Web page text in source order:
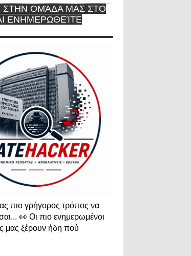
ΣΤΗΝ ΟΜΆΔΑ ΜΑΣ ΣΤΟ
ΕΝΗΜΕΡΩΘΕΊΤΕ
πιο γρήγορος τρόπος να
👀 Οι πιο ενημερωμένοι
μας ξέρουν ήδη πού